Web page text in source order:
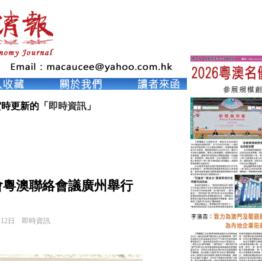
更新的「 即時資訊」
澳聯絡會議廣州舉行
日 即時資訊